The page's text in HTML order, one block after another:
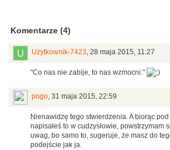
Komentarze (4)
Użytkownik-7423, 28 maja 2015, 11:27
"Co nas nie zabije, to nas wzmocni."
pogo, 31 maja 2015, 22:59
Nienawidzę tego stwierdzenia. A biorąc
napisałeś to w cudzysłowie, powstrzymam
uwag, bo samo to, sugeruje, że masz do
podejście jak ja.